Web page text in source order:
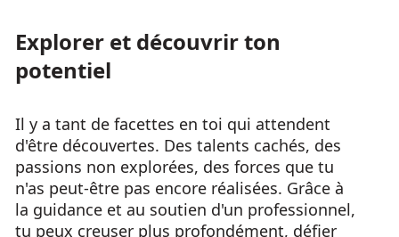
Explorer et découvrir ton
potentiel
Il y a tant de facettes en toi qui attendent
d'être découvertes. Des talents cachés, des
passions non explorées, des forces que tu
n'as peut-être pas encore réalisées. Grâce à
la guidance et au soutien d'un professionnel,
tu peux creuser plus profondément, défier